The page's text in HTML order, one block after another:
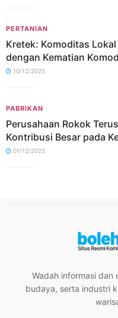
PERTANIAN
Kretek: Komoditas
dengan Kematian
10/12/2025
PABRIKAN
Perusahaan Rokok
Kontribusi Besar pada
01/12/2025
Wadah informasi dan
budaya, serta industri